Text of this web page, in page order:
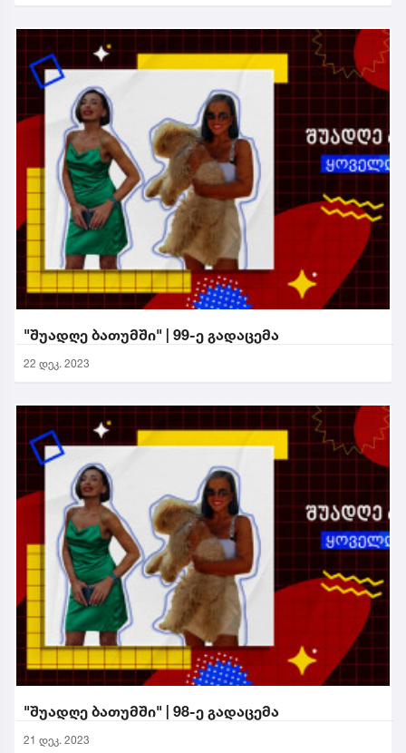
"შუადღე ბათუმში" | 99-ე გადაცემა
22 დეკ. 2023
"შუადღე ბათუმში" | 98-ე გადაცემა
21 დეკ. 2023